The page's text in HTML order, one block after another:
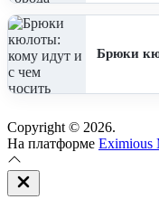
Брюки
Copyright © 2026.
На платформе Eximious
Закрыть
вне